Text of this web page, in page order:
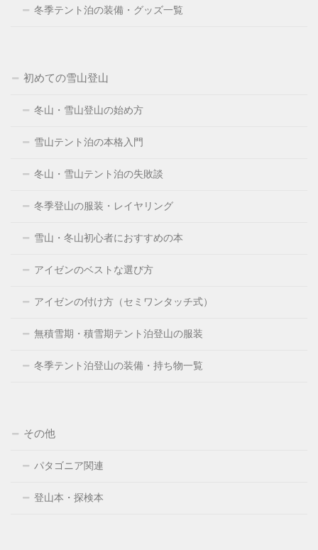
冬季テント泊の装備・グッズ一覧
初めての雪山登山
冬山・雪山登山の始め方
雪山テント泊の本格入門
冬山・雪山テント泊の失敗談
冬季登山の服装・レイヤリング
雪山・冬山初心者におすすめの本
アイゼンのベストな選び方
アイゼンの付け方（セミワンタッチ式）
無積雪期・積雪期テント泊登山の服装
冬季テント泊登山の装備・持ち物一覧
その他
パタゴニア関連
登山本・探検本